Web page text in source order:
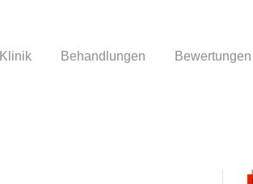
Behandlungen Bewertungen